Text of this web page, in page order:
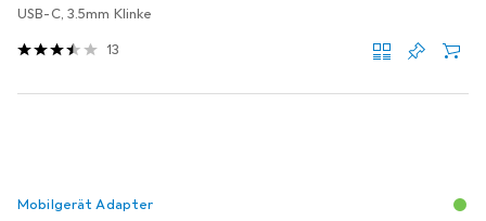
USB-C, 3.5mm Klinke
13
Mobilgerät Adapter